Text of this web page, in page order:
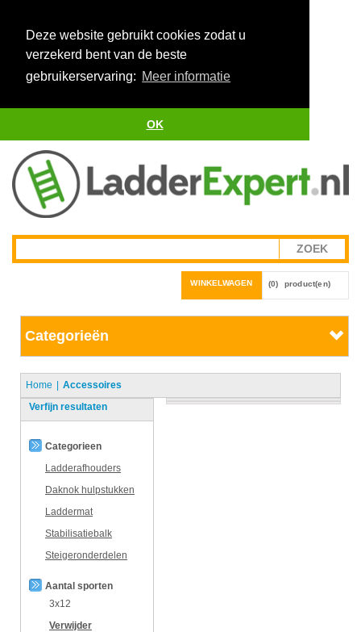
Deze website gebruikt cookies zodat u
verzekerd bent van de beste
gebruikerservaring: Meer informatie
OK
WINKELWAGEN (0) product(en)
Categorieën
Home
Accessoires
Verfijn resultaten
Categorieen
Ladderafhouders
Daknok hulpstukken
Laddermat
Stabilisatiebalk
Steigeronderdelen
Aantal sporten
3x12
Verwijder